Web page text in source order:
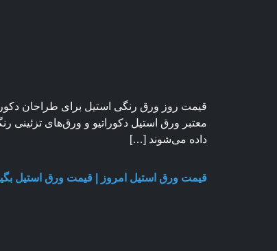
قیمت روز ورق رنگی استیل برای طراحان
داده می‌شوند […]
قیمت ورق استیل امروز | قیمت ورق استیل بگیر و